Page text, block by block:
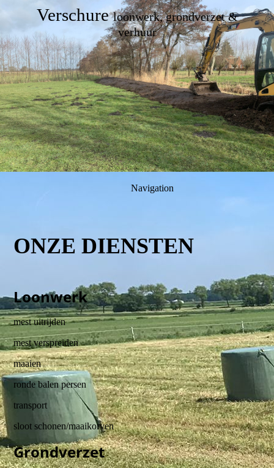
Verschure loonwerk, grondverzet &
verhuur
Navigation
ONZE DIENSTEN
Loonwerk
mest uitrijden
mest verspreiden
maaien
ronde balen persen
transport
sloot schonen/maaikorven
Grondverzet